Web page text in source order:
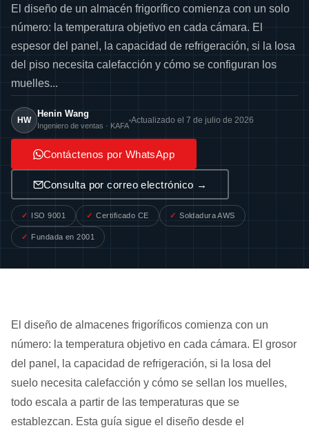
El diseño de un almacén frigorífico comienza con un solo
número: la temperatura objetivo en cada cámara. El
espesor del panel, la capacidad de refrigeración, si la losa
del piso necesita calefacción y cómo se configuran los
muelles...
HW
Henin Wang
Ingeniero de ventas · KAFA
Actualizado el 7 de julio de 2026
Contáctenos por WhatsApp
Consulta por correo electrónico →
ISO 9001 Certificado CE Soldadura AWS
Fundada en 2001
El diseño de almacenes frigoríficos comienza con un
número: la temperatura objetivo en cada cámara. El grosor
del panel, la capacidad de refrigeración, si la losa del
suelo necesita calefacción y cómo se sellan los muelles,
todo escala a partir de las temperaturas que se
establezcan. Esta guía sigue el diseño desde el